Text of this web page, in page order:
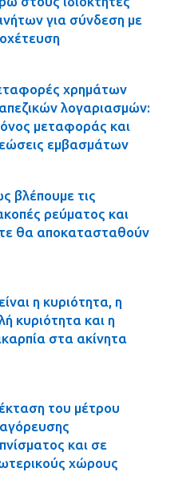
για σύνδεση με
χρημάτων
λογαριασμών:
μεταφοράς και
εμβασμάτων
βλέπουμε τις
ρεύματος και
θα αποκατασταθούν
η κυριότητα, η
κυριότητα και η
στα ακίνητα
του μέτρου
και σε
χώρους